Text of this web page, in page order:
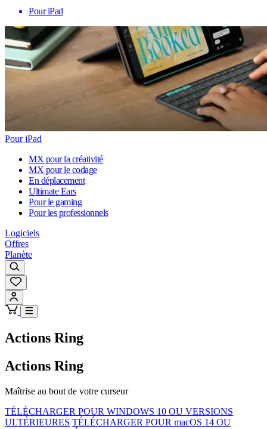
Pour iPad
Pour iPad
MX pour la créativité
MX pour le codage
En déplacement
Ultimate Ears
Pour le gaming
Pour les professionnels
Logiciels
Offres
Planète
Actions Ring
Actions Ring
Maîtrise au bout de votre curseur
TÉLÉCHARGER POUR WINDOWS 10 OU VERSIONS
ULTÉRIEURES TÉLÉCHARGER POUR macOS 14 OU